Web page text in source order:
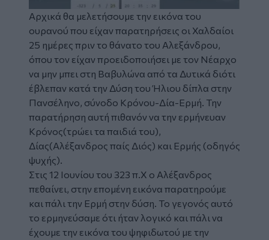
Αρχικά θα μελετήσουμε την εικόνα του
ουρανού που είχαν παρατηρήσεις οι Χαλδαίοι
25 ημέρες πριν το θάνατο του Αλεξάνδρου,
όπου τον είχαν προειδοποιήσει με τον Νέαρχο
να μην μπει στη Βαβυλώνα από τα Δυτικά διότι
έβλεπαν κατά την Δύση του Ήλιου δίπλα στην
Πανσέληνο, σύνοδο Κρόνου-Δία-Ερμή. Την
παρατήρηση αυτή πιθανόν να την ερμήνευαν
Κρόνος(τρώει τα παιδιά του),
Δίας(Αλέξανδρος παίς Διός) και Ερμής (οδηγός
ψυχής).
Στις 12 Ιουνίου του 323 π.Χ ο Αλέξανδρος
πεθαίνει, στην επομένη εικόνα παρατηρούμε
και πάλι την Ερμή στην δύση. Το γεγονός αυτό
το ερμηνεύσαμε ότι ήταν λογικό και πάλι να
έχουμε την εικόνα του ψηφιδωτού με την